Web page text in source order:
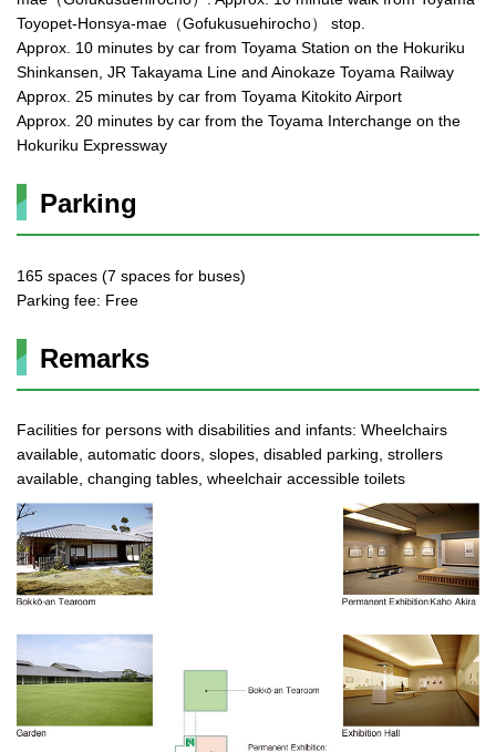
Toyopet-Honsya-mae（Gofukusuehirocho） stop.
Approx. 10 minutes by car from Toyama Station on the Hokuriku
Shinkansen, JR Takayama Line and Ainokaze Toyama Railway
Approx. 25 minutes by car from Toyama Kitokito Airport
Approx. 20 minutes by car from the Toyama Interchange on the
Hokuriku Expressway
Parking
165 spaces (7 spaces for buses)
Parking fee: Free
Remarks
Facilities for persons with disabilities and infants: Wheelchairs
available, automatic doors, slopes, disabled parking, strollers
available, changing tables, wheelchair accessible toilets